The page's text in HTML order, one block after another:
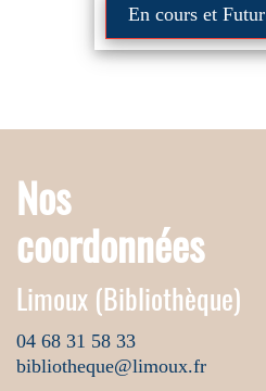
En cours et Futur
Nos
coordonnées
Limoux (Bibliothèque)
04 68 31 58 33
bibliotheque@limoux.fr